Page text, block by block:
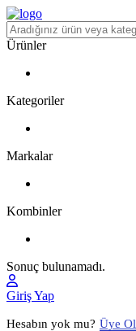
Ürünler
Kategoriler
Markalar
Kombinler
Sonuç bulunamadı.
Giriş Yap
Hesabın yok mu? Üye Ol